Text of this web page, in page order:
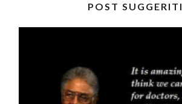
POST SUGGERITI